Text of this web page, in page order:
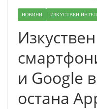
НОВИНИ ИЗКУСТВЕН
и Google
остана